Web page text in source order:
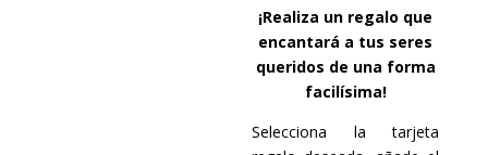
¡Realiza un regalo que
encantará a tus seres
queridos de una forma
facilísima!
Selecciona la tarjeta